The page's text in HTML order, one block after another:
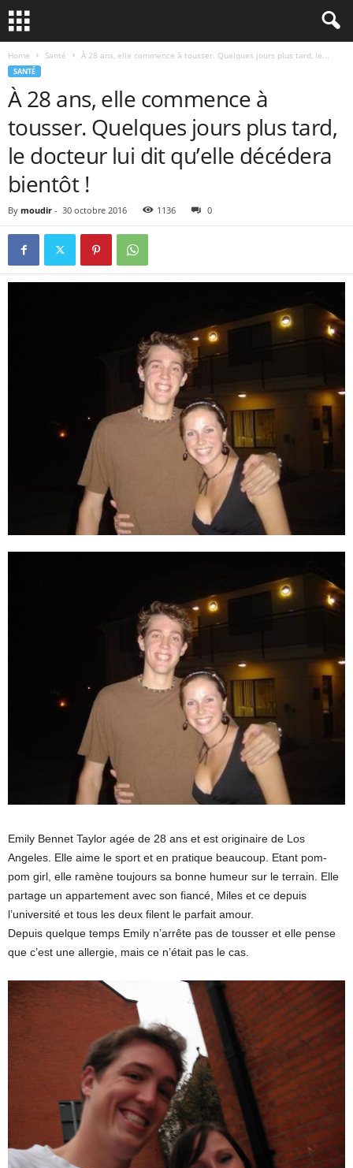
Home Santé À 28 ans, elle commence à tousser. Quelques jours plus tard, le...
SANTÉ
À 28 ans, elle commence à
tousser. Quelques jours plus tard,
le docteur lui dit qu’elle décédera
bientôt !
By moudir - 30 octobre 2016 1136 0
Emily Bennet Taylor agée de 28 ans et est originaire de Los
Angeles. Elle aime le sport et en pratique beaucoup. Etant pom-
pom girl, elle ramène toujours sa bonne humeur sur le terrain. Elle
partage un appartement avec son fiancé, Miles et ce depuis
l’université et tous les deux filent le parfait amour.
Depuis quelque temps Emily n’arrête pas de tousser et elle pense
que c’est une allergie, mais ce n’était pas le cas.